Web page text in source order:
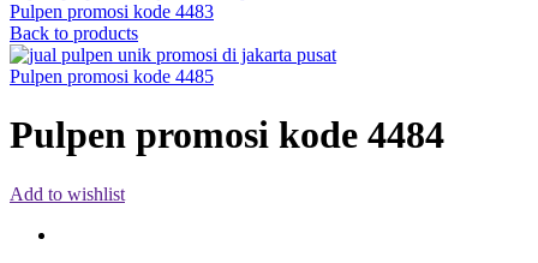
Pulpen promosi kode 4483
Back to products
Pulpen promosi kode 4485
Pulpen promosi kode 4484
Add to wishlist